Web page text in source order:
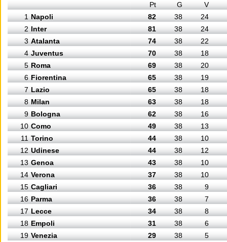
Pt G
V
1 Napoli 82 38
24
2 Inter 81 38
24
3 Atalanta 74 38
22
4 Juventus 70 38
18
5 Roma 69 38
20
6 Fiorentina 65 38
19
7 Lazio 65 38
18
8 Milan 63 38
18
9 Bologna 62 38
16
10 Como 49 38
13
11 Torino 44 38
10
12 Udinese 44 38
12
13 Genoa 43 38
10
14 Verona 37 38
10
15 Cagliari 36 38
9
16 Parma 36 38
7
17 Lecce 34 38
8
18 Empoli 31 38
6
19 Venezia 29 38
5